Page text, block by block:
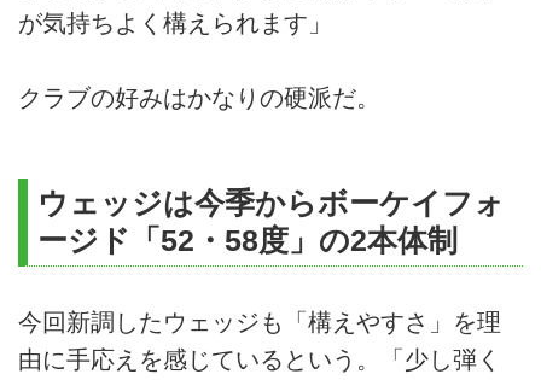
が気持ちよく構えられます」
クラブの好みはかなりの硬派だ。
ウェッジは今季からボーケイフォ
ージド「52・58度」の2本体制
今回新調したウェッジも「構えやすさ」を理
由に手応えを感じているという。「少し弾く